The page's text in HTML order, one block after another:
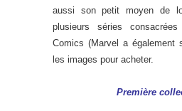
aussi son petit moyen de
plusieurs séries
Comics (Marvel a également
les images pour acheter.
Première